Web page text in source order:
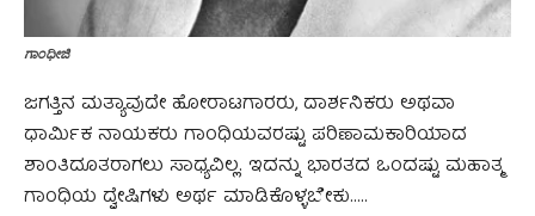
ಗಾಂಧೀಜಿ
ಜಗತ್ತಿನ ಮತ್ಯಾವುದೇ ಹೋರಾಟಗಾರರು, ದಾರ್ಶನಿಕರು ಅಥವಾ
ಧಾರ್ಮಿಕ ನಾಯಕರು ಗಾಂಧಿಯವರಷ್ಟು ಪರಿಣಾಮಕಾರಿಯಾದ
ಶಾಂತಿದೂತರಾಗಲು ಸಾಧ್ಯವಿಲ್ಲ. ಇದನ್ನು ಭಾರತದ ಒಂದಷ್ಟು ಮಹಾತ್ಮ
ಗಾಂಧಿಯ ದ್ವೇಷಿಗಳು ಅರ್ಥ ಮಾಡಿಕೊಳ್ಳಬೇಕು…..